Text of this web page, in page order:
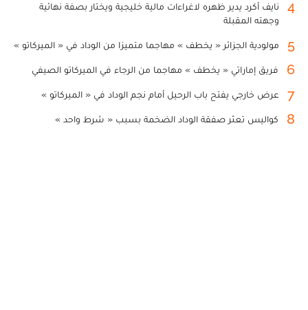
4
نايف أكرد يدير ظهره لاغراءات مالية خليجية ويختار بصفة نهائية
وجهته المقبلة
5 مولودية الجزائر « يخطف » مهاجما متميزا من الوداد في « الميركاتو »
6 فريق إماراتي « يخطف » مهاجما من الرجاء في الميركاتو الصيفي
7 عرض خارجي يفتح باب الرحيل أمام نجم الوداد في « الميركاتو »
8 كواليس تعثر صفقة الوداد الضخمة بسبب « شرط واحد »